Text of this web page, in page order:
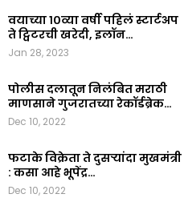
0 Pravin Kale
Jul
वयाच्या १०व्या वर्षी पहिलं स्टार्टअप
ते ट्विटरची खरेदी, इलॉन…
Jan 28, 2023
पोलीस दलातून निलंबित मराठी
माणसाने गुजरातच्या रेकॉर्डब्रेक…
Dec 10, 2022
फटाके विक्रेता ते दुसऱ्यांदा मुखमंत्री
: कसा आहे भूपेंद्र…
Dec 10, 2022